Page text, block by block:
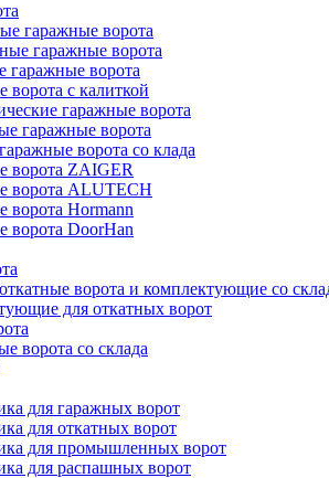
гаражные ворота
гаражные ворота
гаражные ворота
ворота с калиткой
гаражные ворота
гаражные ворота
ворота со клада
ворота ZAIGER
ворота ALUTECH
ворота Hormann
ворота DoorHan
ворота и комплектующие со
для откатных ворот
ворота со склада
для гаражных ворот
для откатных ворот
для промышленных ворот
для распашных ворот